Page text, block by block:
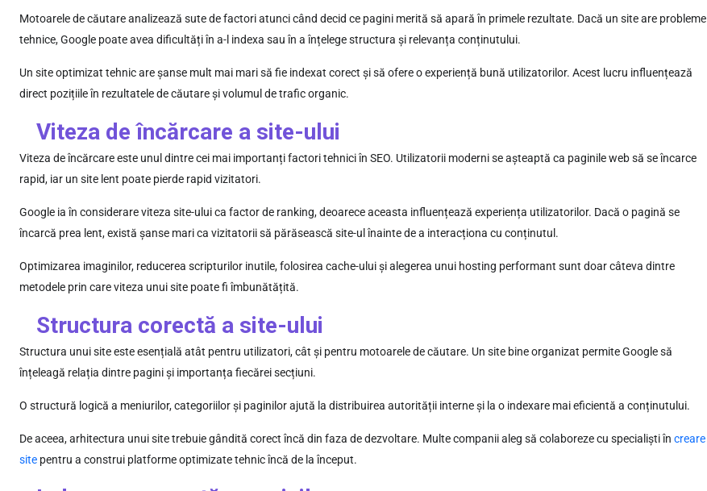
Motoarele de căutare analizează sute de factori atunci când decid ce pagini merită să apară în primele rezultate. Dacă un site are probleme
tehnice, Google poate avea dificultăți în a-l indexa sau în a înțelege structura și relevanța conținutului.
Un site optimizat tehnic are șanse mult mai mari să fie indexat corect și să ofere o experiență bună utilizatorilor. Acest lucru influențează
direct pozițiile în rezultatele de căutare și volumul de trafic organic.
Viteza de încărcare a site-ului
Viteza de încărcare este unul dintre cei mai importanți factori tehnici în SEO. Utilizatorii moderni se așteaptă ca paginile web să se încarce
rapid, iar un site lent poate pierde rapid vizitatori.
Google ia în considerare viteza site-ului ca factor de ranking, deoarece aceasta influențează experiența utilizatorilor. Dacă o pagină se
încarcă prea lent, există șanse mari ca vizitatorii să părăsească site-ul înainte de a interacționa cu conținutul.
Optimizarea imaginilor, reducerea scripturilor inutile, folosirea cache-ului și alegerea unui hosting performant sunt doar câteva dintre
metodele prin care viteza unui site poate fi îmbunătățită.
Structura corectă a site-ului
Structura unui site este esențială atât pentru utilizatori, cât și pentru motoarele de căutare. Un site bine organizat permite Google să
înțeleagă relația dintre pagini și importanța fiecărei secțiuni.
O structură logică a meniurilor, categoriilor și paginilor ajută la distribuirea autorității interne și la o indexare mai eficientă a conținutului.
De aceea, arhitectura unui site trebuie gândită corect încă din faza de dezvoltare. Multe companii aleg să colaboreze cu specialiști în creare
site pentru a construi platforme optimizate tehnic încă de la început.